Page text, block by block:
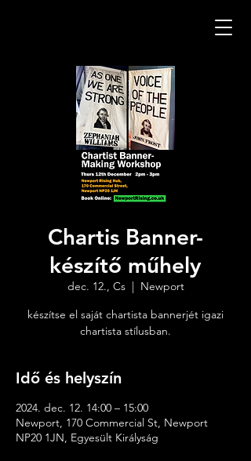
Chartis Banner-
készítő műhely
dec. 12., Cs
  |
Newport
készítse el saját chartista bannerjét igazi
chartista stílusban.
Idő és helyszín
2024. dec. 12. 14:00 – 15:00
Newport, 170 Commercial St, Newport
NP20 1JN, Egyesült Királyság